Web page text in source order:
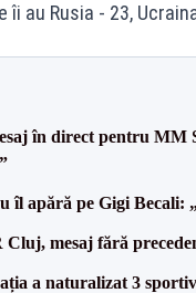
au Rusia - 23,
în direct pentru MM
îl apără pe Gigi Becali:
mesaj fără
a naturalizat 3